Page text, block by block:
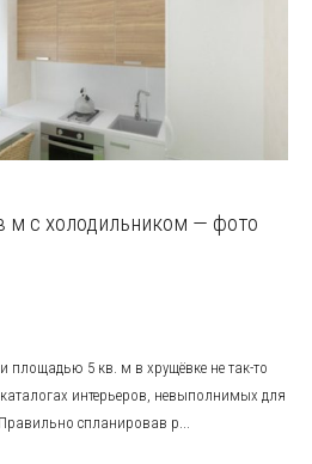
м с холодильником — фото
площадью 5 кв. м в хрущёвке не так-то
интерьеров, невыполнимых для
спланировав р...